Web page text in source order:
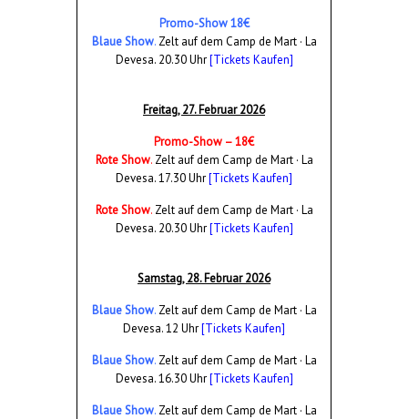
Promo-Show 18€
Blaue Show.Zelt auf dem Camp de Mart · La
Devesa. 20.30 Uhr[Tickets Kaufen]
Freitag, 27.Februar2026
Promo-Show – 18€
Rote Show.Zelt auf dem Camp de Mart · La
Devesa. 17.30 Uhr[Tickets Kaufen]
Rote Show.Zelt auf dem Camp de Mart · La
Devesa. 20.30 Uhr[Tickets Kaufen]
Samstag, 28. Februar 2026
Blaue Show.Zelt auf dem Camp de Mart · La
Devesa. 12 Uhr[Tickets Kaufen]
Blaue Show.Zelt auf dem Camp de Mart · La
Devesa. 16.30 Uhr[Tickets Kaufen]
Blaue Show.Zelt auf dem Camp de Mart · La